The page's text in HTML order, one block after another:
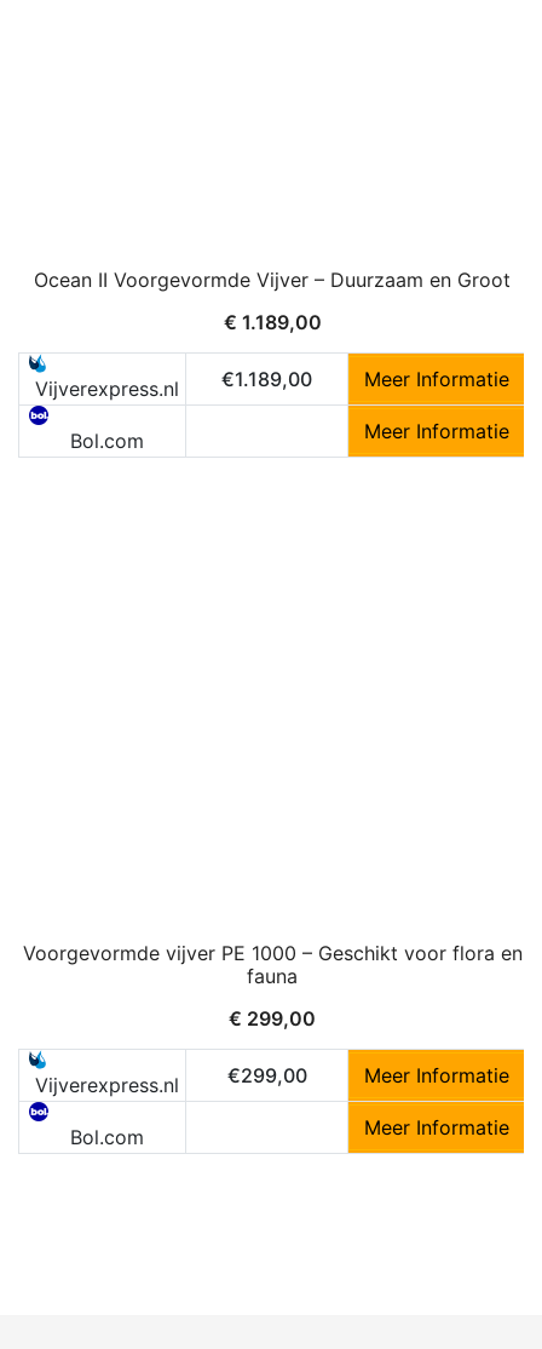
Ocean II Voorgevormde Vijver – Duurzaam en Groot
€ 1.189,00
Vijverexpress.nl €1.189,00 Meer Informatie
Bol.com Meer Informatie
Voorgevormde vijver PE 1000 – Geschikt voor flora en
fauna
€ 299,00
Vijverexpress.nl €299,00 Meer Informatie
Bol.com Meer Informatie